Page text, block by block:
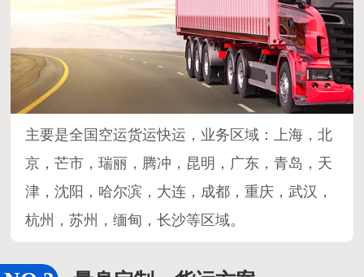
主要是全国空运货运快运，业务区域：上海，北
京，芒市，瑞丽，腾冲，昆明，广东，青岛，天
津，沈阳，哈尔滨，大连，成都，重庆，武汉，
杭州，苏州，缅甸，长沙等区域。